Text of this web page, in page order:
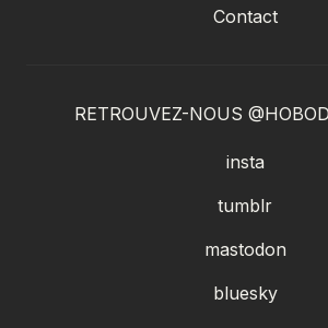
Contact
RETROUVEZ-NOUS
insta
tumblr
mastodon
bluesky